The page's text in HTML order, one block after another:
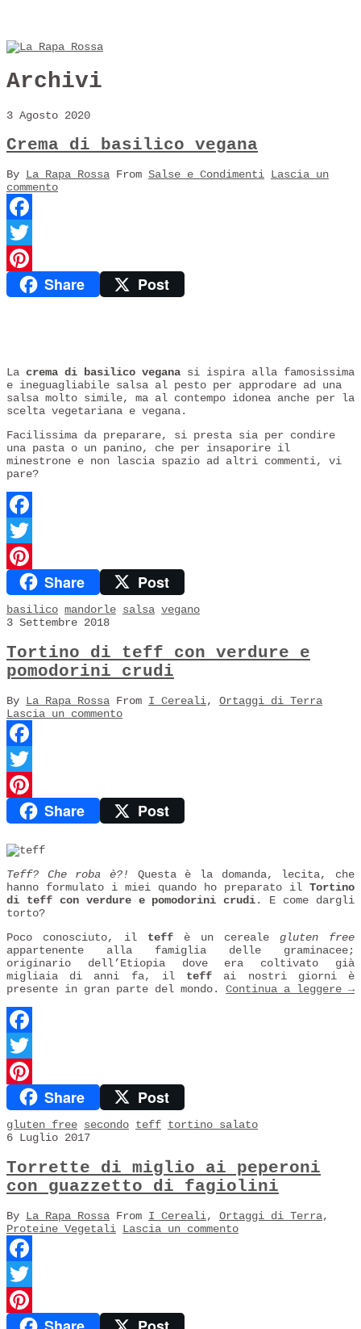
Archivi
3 Agosto 2020
Crema di basilico vegana
By La Rapa Rossa From Salse e Condimenti Lascia un
commento
Facebook
Twitter
PinterestShare Post
La crema di basilico vegana si ispira alla famosissima
e ineguagliabile salsa al pesto per approdare ad una
salsa molto simile, ma al contempo idonea anche per la
scelta vegetariana e vegana.
Facilissima da preparare, si presta sia per condire
una pasta o un panino, che per insaporire il
minestrone e non lascia spazio ad altri commenti, vi
pare?
Facebook
Twitter
PinterestShare Post
basilico mandorle salsa vegano
3 Settembre 2018
Tortino di teff con verdure e
pomodorini crudi
By La Rapa Rossa From I Cereali, Ortaggi di Terra
Lascia un commento
Facebook
Twitter
PinterestShare Post
Teff? Che roba è?!
Questa è la domanda, lecita, che
hanno formulato i miei quando ho preparato il Tortino
di teff con verdure e pomodorini crudi. E come dargli
torto?
Poco conosciuto, il teff è un cereale gluten free
appartenente alla famiglia delle graminacee;
originario dell’Etiopia dove era coltivato già
migliaia di anni fa, il teff ai nostri giorni è
presente in gran parte del mondo. Continua a leggere →
Facebook
Twitter
PinterestShare Post
gluten free secondo teff tortino salato
6 Luglio 2017
Torrette di miglio ai peperoni
con guazzetto di fagiolini
By La Rapa Rossa From I Cereali, Ortaggi di Terra,
Proteine Vegetali Lascia un commento
Facebook
Twitter
Pinterest